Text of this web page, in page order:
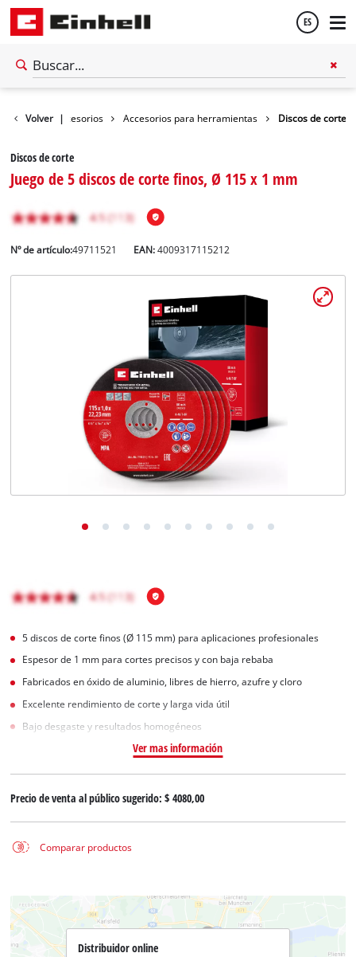
ES
Volver |Accesorios Accesorios para herramientas Discos de corte
Discos de corte
Juego de 5 discos de corte finos, Ø 115 x 1 mm
Nº de artículo:49711521 EAN:4009317115212
5 discos de corte finos (Ø 115 mm) para aplicaciones profesionales
Espesor de 1 mm para cortes precisos y con baja rebaba
Fabricados en óxido de aluminio, libres de hierro, azufre y cloro
Excelente rendimiento de corte y larga vida útil
Bajo desgaste y resultados homogéneos
Ver mas información
Precio de venta al público sugerido:$ 4080,00
Comparar productos
Distribuidor online